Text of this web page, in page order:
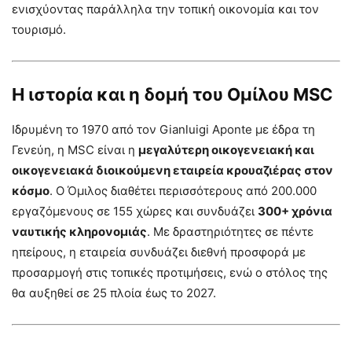
ενισχύοντας παράλληλα την τοπική οικονομία και τον
τουρισμό.
Η ιστορία και η δομή του Ομίλου MSC
Ιδρυμένη το 1970 από τον Gianluigi Aponte με έδρα τη
Γενεύη, η MSC είναι η μεγαλύτερη οικογενειακή και
οικογενειακά διοικούμενη εταιρεία κρουαζιέρας στον
κόσμο. Ο Όμιλος διαθέτει περισσότερους από 200.000
εργαζόμενους σε 155 χώρες και συνδυάζει 300+ χρόνια
ναυτικής κληρονομιάς. Με δραστηριότητες σε πέντε
ηπείρους, η εταιρεία συνδυάζει διεθνή προσφορά με
προσαρμογή στις τοπικές προτιμήσεις, ενώ ο στόλος της
θα αυξηθεί σε 25 πλοία έως το 2027.